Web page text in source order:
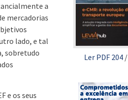
a
mercadorias
lado, e tal
sobretudo
e os seus
Ler PDF 204/